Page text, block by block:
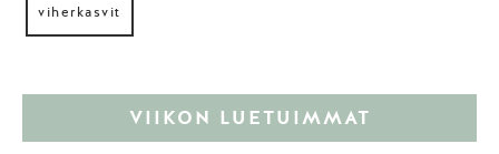
viherkasvit
VIIKON LUETUIMMAT